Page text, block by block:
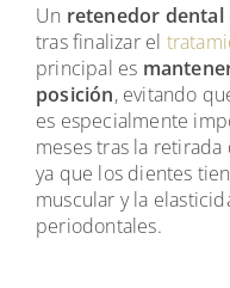
Un retenedor dental
tras finalizar el
principal es
posición, evitando
es especialmente
meses tras la
ya que los dientes
muscular y la
periodontales.